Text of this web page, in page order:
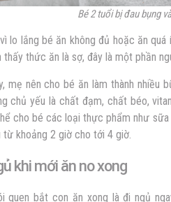
Bé 2 tuổi bị đau bụng
lo lắng bé ăn không đủ hoặc ăn
thấy thức ăn là sợ, đây là một phần
mẹ nên cho bé ăn làm thành nhiều
chủ yếu là chất đạm, chất béo,
cho bé các loại thực phẩm như
từ khoảng 2 giờ cho tới 4 giờ.
khi mới ăn no xong
quen bắt con ăn xong là đi ngủ